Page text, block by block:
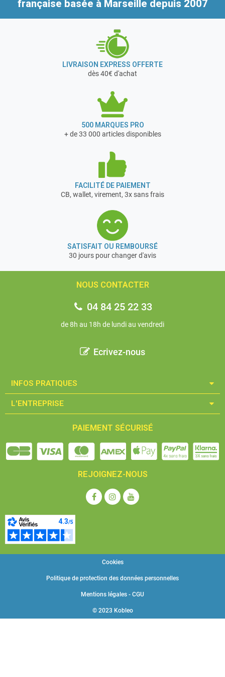
française basée à Marseille depuis 2007
LIVRAISON EXPRESS OFFERTE
dès 40€ d'achat
500 MARQUES PRO
+ de 33 000 articles disponibles
FACILITÉ DE PAIEMENT
CB, wallet, virement, 3x sans frais
SATISFAIT OU REMBOURSÉ
30 jours pour changer d'avis
NOUS CONTACTER
04 84 25 22 33
de 8h au 18h de lundi au vendredi
Ecrivez-nous
INFOS PRATIQUES​
L'ENTREPRISE​
PAIEMENT SÉCURISÉ
REJOIGNEZ-NOUS
© 2023 Kobleo
Mentions légales - CGU
Politique de protection des données personnelles
Cookies